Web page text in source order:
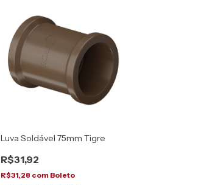
Luva Soldável 75mm Tigre
R$31,92
R$31,28 com Boleto